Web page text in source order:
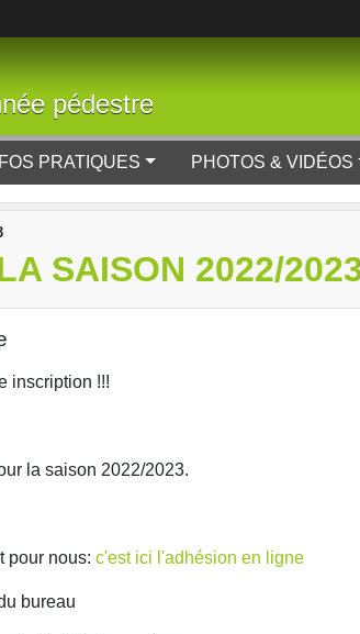
pédestre
PRATIQUES PHOTOS & VIDÉOS
SAISON 2022/
inscription !!!
la saison 2022/2023.
pour nous: c'est ici l'adhésion en ligne
bureau